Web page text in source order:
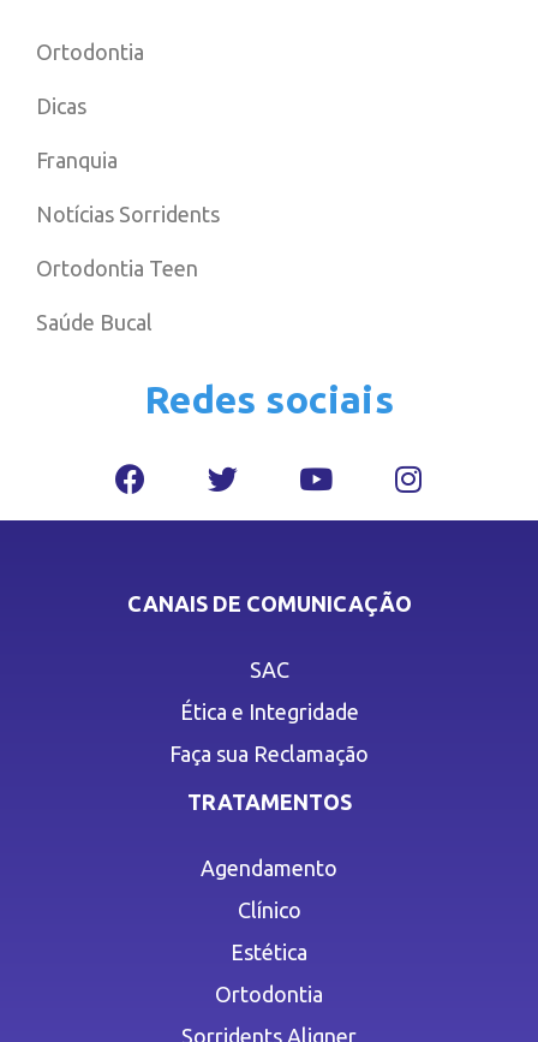
Ortodontia
Dicas
Franquia
Notícias Sorridents
Ortodontia Teen
Saúde Bucal
Redes sociais
CANAIS DE COMUNICAÇÃO
SAC
Ética e Integridade
Faça sua Reclamação
TRATAMENTOS
Agendamento
Clínico
Estética
Ortodontia
Sorridents Aligner